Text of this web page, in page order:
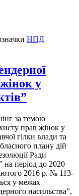
НПД
у
за темою
прав жінок у
гілки влади та
плану дій
Ради
період до 2020
2016 р. № 113-
у межах
насильства”,